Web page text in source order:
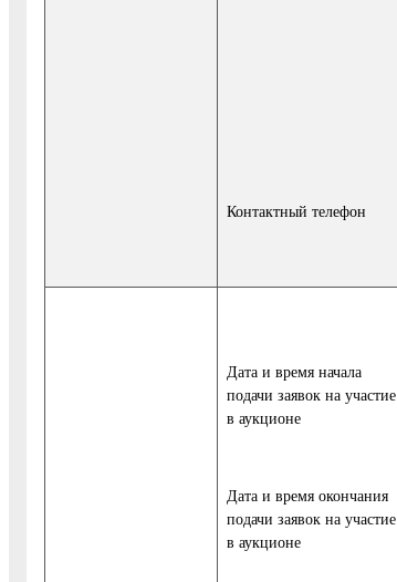
Контактный телефон
Дата и время начала
подачи заявок на участие
в аукционе
Дата и время окончания
подачи заявок на участие
в аукционе